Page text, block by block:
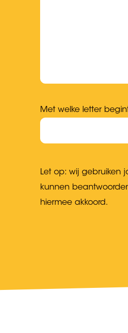
Met welke letter
Let op: wij gebruiken
kunnen
hiermee akkoord.